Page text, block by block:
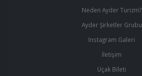
Neden Ayder Turizm?
Ayder Şirketler Grubu
Instagram Galeri
İletişim
Uçak Bileti